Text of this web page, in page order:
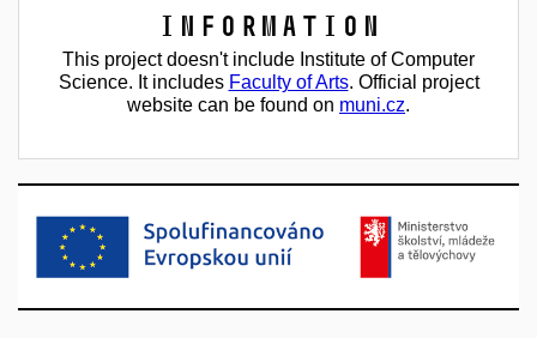
Information
This project doesn't include Institute of Computer
Science. It includes Faculty of Arts. Official project
website can be found on muni.cz.